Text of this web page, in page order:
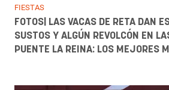
FIESTAS
FOTOS| LAS VACAS DE RETA DAN
SUSTOS Y ALGÚN REVOLCÓN EN
PUENTE LA REINA: LOS MEJORES